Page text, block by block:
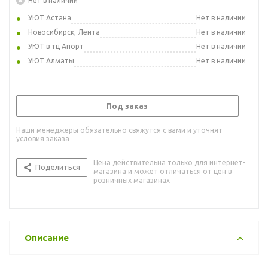
УЮТ Астана
Нет в наличии
Новосибирск, Лента
Нет в наличии
УЮТ в тц Апорт
Нет в наличии
УЮТ Алматы
Нет в наличии
Под заказ
Наши менеджеры обязательно свяжутся с вами и уточнят
условия заказа
Поделиться
Цена действительна только для интернет-
магазина и может отличаться от цен в
розничных магазинах
Описание